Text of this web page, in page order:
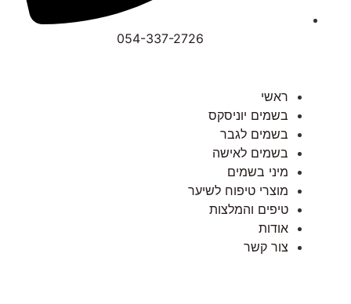
054-337-2726⁩
ראשי
בשמים יוניסקס
בשמים לגבר
בשמים לאישה
מיני בשמים
מוצרי טיפוח לשיער
טיפים והמלצות
אודות
צור קשר